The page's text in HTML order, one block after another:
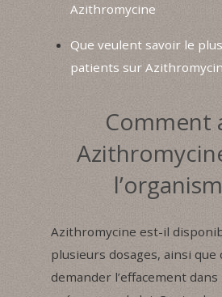
Azithromycine
Que veulent savoir le
patients sur
Comment
Azithromycine est-il
plusieurs dosages, ainsi que
demander l’effacement